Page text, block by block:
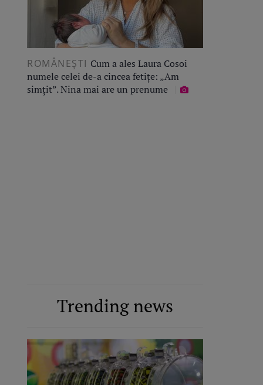
ROMÂNEŞTI Cum a ales Laura Cosoi
numele celei de-a cincea fetițe: „Am
simțit”. Nina mai are un prenume
Trending news